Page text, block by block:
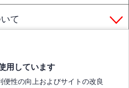
て
用しています
便性の向上およびサイトの改良